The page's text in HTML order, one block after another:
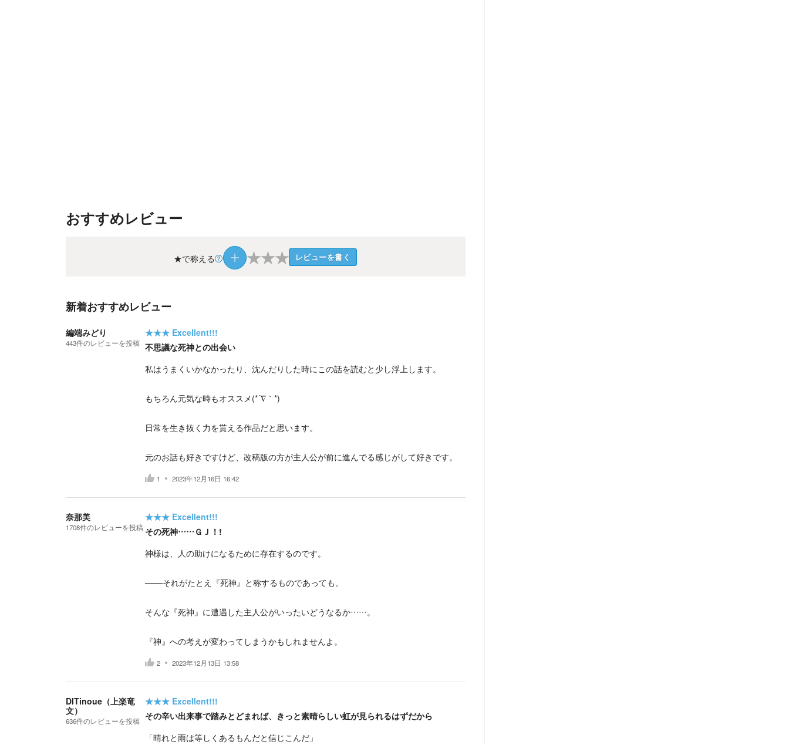
おすすめレビュー
★で称える ★★★ レビューを書く
新着おすすめレビュー
編端みどり
443件のレビューを投稿
★★★ Excellent!!!
不思議な死神との出会い
私はうまくいかなかったり、沈んだりした時にこの話を読むと少し浮上します。
もちろん元気な時もオススメ(*´∇｀*)
日常を生き抜く力を貰える作品だと思います。
元のお話も好きですけど、改稿版の方が主人公が前に進んでる感じがして好きです。
1 2023年12月16日 16:42
奈那美
1708件のレビューを投稿
★★★ Excellent!!!
その死神……ＧＪ！!
神様は、人の助けになるために存在するのです。
───それがたとえ『死神』と称するものであっても。
そんな『死神』に遭遇した主人公がいったいどうなるか……。
『神』への考えが変わってしまうかもしれませんよ。
2 2023年12月13日 13:58
DITinoue（上楽竜
文）
636件のレビューを投稿
★★★ Excellent!!!
その辛い出来事で踏みとどまれば、きっと素晴らしい虹が見られるはずだから
「晴れと雨は等しくあるもんだと信じこんだ」